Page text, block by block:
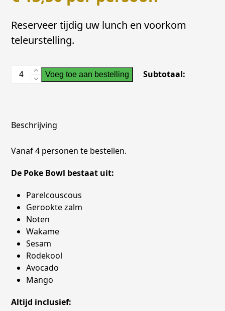
Reserveer tijdig uw lunch en voorkom
teleurstelling.
Poke
aantal
Voeg toe aan bestelling Subtotaal:
Beschrijving
Vanaf 4 personen te bestellen.
De Poke Bowl bestaat uit:
Parelcouscous
Gerookte zalm
Noten
Wakame
Sesam
Rodekool
Avocado
Mango
Altijd inclusief: